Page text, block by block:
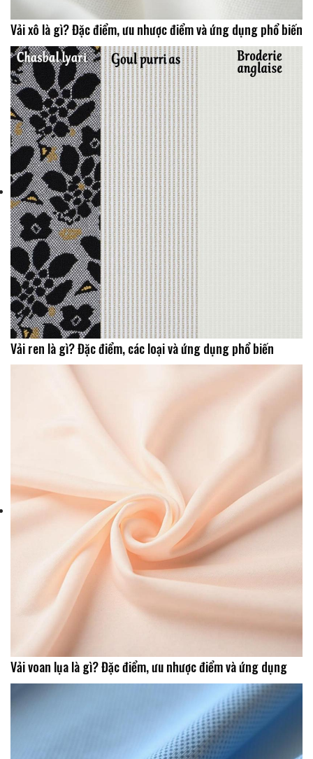
Vải xô là gì? Đặc điểm, ưu nhược điểm và ứng dụng phổ biến
Vải ren là gì? Đặc điểm, các loại và ứng dụng phổ biến
Vải voan lụa là gì? Đặc điểm, ưu nhược điểm và ứng dụng